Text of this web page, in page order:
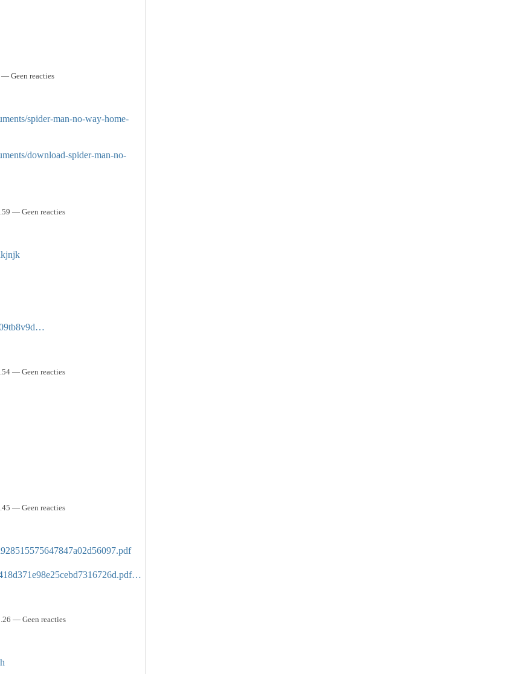
Geen reacties
spider-man-no-way-home-
download-spider-man-no-
— Geen reacties
— Geen reacties
— Geen reacties
— Geen reacties